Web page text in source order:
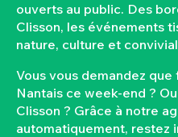
ouverts au public. Des
Clisson, les événements
nature, culture et
Vous vous demandez que
Nantais ce week-end ? Ou
Clisson ? Grâce à notre
automatiquement, restez